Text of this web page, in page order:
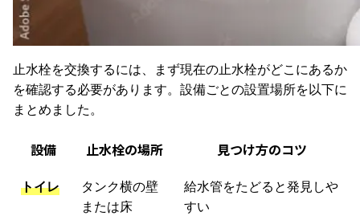
止水栓を交換するには、まず現在の止水栓がどこにあるか
を確認する必要があります。設備ごとの設置場所を以下に
まとめました。
設備 止水栓の場所 見つけ方のコツ
トイレ
タンク横の壁
または床
給水管をたどると発見しや
すい